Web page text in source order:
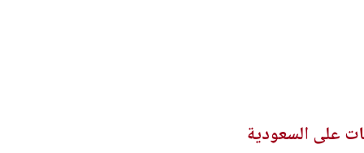
على السعودية